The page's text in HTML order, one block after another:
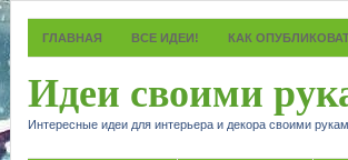
ГЛАВНАЯ ВСЕ ИДЕИ! КАК
Идеи своими
Интересные идеи для интерьера и декора своими